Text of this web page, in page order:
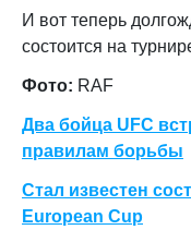
И вот теперь
состоится на
Фото: RAF
Два бойца UFC
правилам борьбы
Стал известен
European Cup